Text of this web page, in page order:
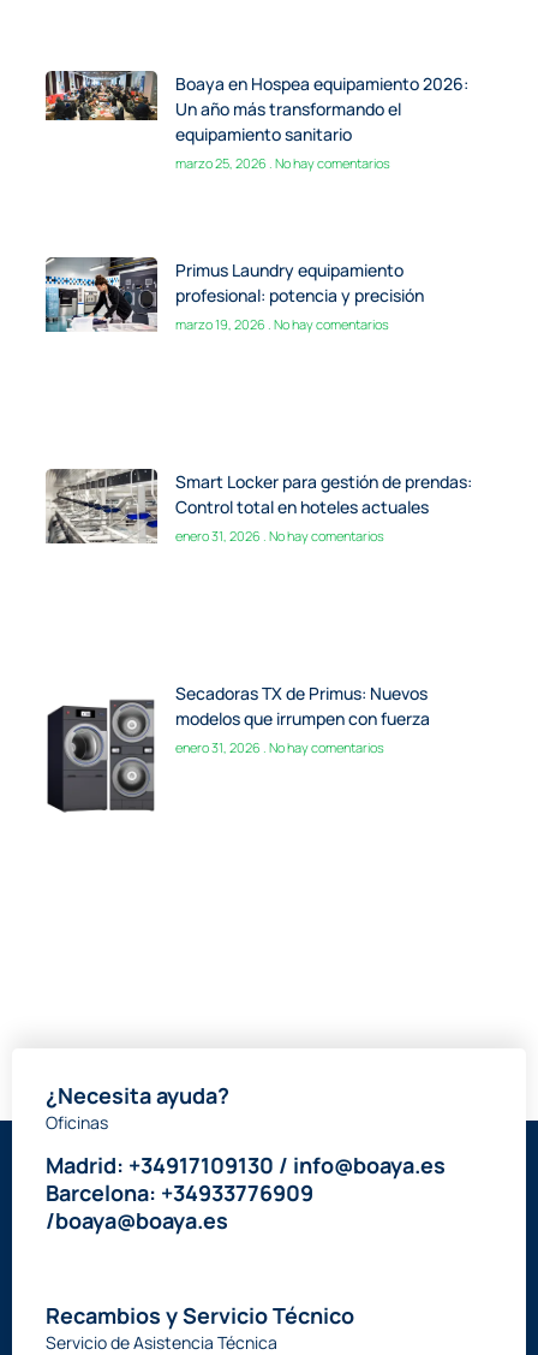
Boaya en Hospea equipamiento 2026:
Un año más transformando el
equipamiento sanitario
marzo 25, 2026 No hay comentarios
Primus Laundry equipamiento
profesional: potencia y precisión
marzo 19, 2026 No hay comentarios
Smart Locker para gestión de prendas:
Control total en hoteles actuales
enero 31, 2026 No hay comentarios
Secadoras TX de Primus: Nuevos
modelos que irrumpen con fuerza
enero 31, 2026 No hay comentarios
¿Necesita ayuda?
Oficinas
Madrid: +34917109130 / info@boaya.es
Barcelona: +34933776909
/boaya@boaya.es
Recambios y Servicio Técnico
Servicio de Asistencia Técnica